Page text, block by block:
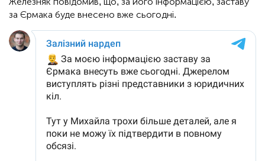
за Єрмака буде внесено вже сьогодні.